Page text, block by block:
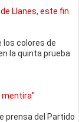
Llanes, este fin
los colores de
la quinta prueba
mentira"
prensa del Partido